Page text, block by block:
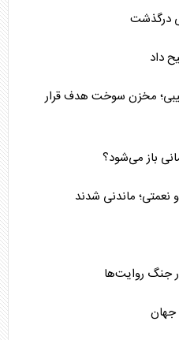
درگذشت
داد
لیبی؛ مخزن سوخت هدف قرار
باز می‌شود؟
نعمتی؛ ماندنی شدند
جنگ روایت‌ها
جهان